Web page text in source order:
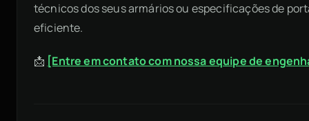
técnicos dos seus armários ou especificações de
eficiente.
📩 [Entre em contato com nossa equipe de